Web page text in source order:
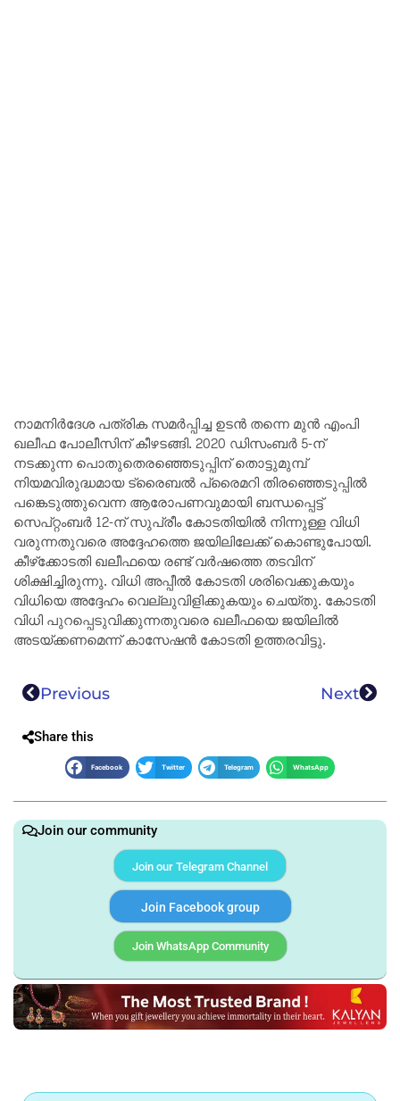
നാമനിർദേശ പത്രിക സമർപ്പിച്ച ഉടൻ തന്നെ മുൻ എംപി
ഖലീഫ പോലീസിന് കീഴടങ്ങി. 2020 ഡിസംബർ 5-ന്
നടക്കുന്ന പൊതുതെരഞ്ഞെടുപ്പിന് തൊട്ടുമുമ്പ്
നിയമവിരുദ്ധമായ ട്രൈബൽ പ്രൈമറി തിരഞ്ഞെടുപ്പിൽ
പങ്കെടുത്തുവെന്ന ആരോപണവുമായി ബന്ധപ്പെട്ട്
സെപ്റ്റംബർ 12-ന് സുപ്രീം കോടതിയിൽ നിന്നുള്ള വിധി
വരുന്നതുവരെ അദ്ദേഹത്തെ ജയിലിലേക്ക് കൊണ്ടുപോയി.
കീഴ്‌ക്കോടതി ഖലീഫയെ രണ്ട് വർഷത്തെ തടവിന്
ശിക്ഷിച്ചിരുന്നു. വിധി അപ്പീൽ കോടതി ശരിവെക്കുകയും
വിധിയെ അദ്ദേഹം വെല്ലുവിളിക്കുകയും ചെയ്തു. കോടതി
വിധി പുറപ്പെടുവിക്കുന്നതുവരെ ഖലീഫയെ ജയിലിൽ
അടയ്ക്കണമെന്ന് കാസേഷൻ കോടതി ഉത്തരവിട്ടു.
Previous Next
Share this
Facebook Twitter Telegram WhatsApp
Join our community
Join our Telegram Channel
Join Facebook group
Join WhatsApp Community